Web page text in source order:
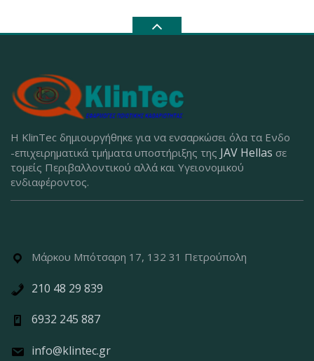
Η KlinTec δημιουργήθηκε για να ενσαρκώσει όλα τα Ενδο
-επιχειρηματικά τμήματα υποστήριξης της JAV Hellas σε
τομείς Περιβαλλοντικού αλλά και Υγειονομικού
ενδιαφέροντος.
Μάρκου Μπότσαρη 17, 132 31 Πετρούπολη
210 48 29 839
6932 245 887
info@klintec.gr